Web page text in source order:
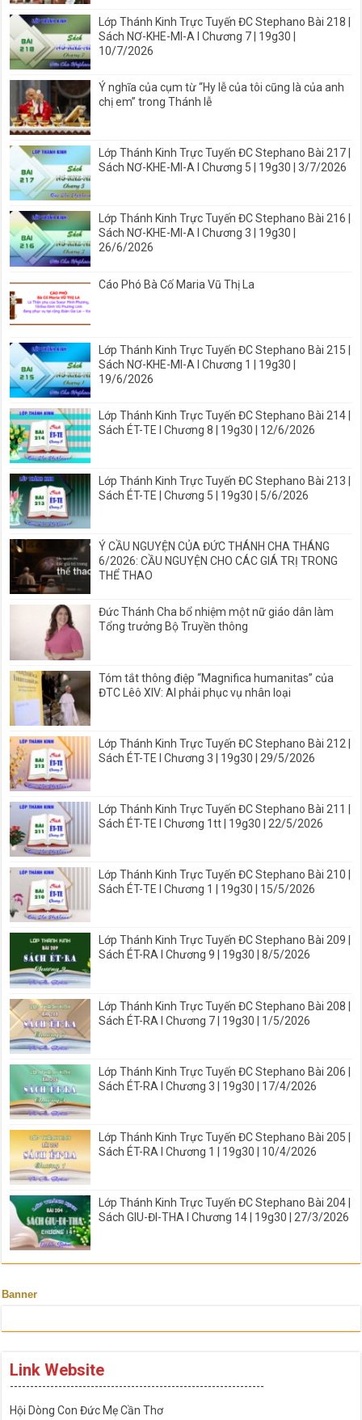
Lớp Thánh Kinh Trực Tuyến ĐC Stephano Bài 218 |
Sách NƠ-KHE-MI-A I Chương 7 | 19g30 |
10/7/2026
Ý nghĩa của cụm từ “Hy lễ của tôi cũng là của anh
chị em” trong Thánh lễ
Lớp Thánh Kinh Trực Tuyến ĐC Stephano Bài 217 |
Sách NƠ-KHE-MI-A I Chương 5 | 19g30 | 3/7/2026
Lớp Thánh Kinh Trực Tuyến ĐC Stephano Bài 216 |
Sách NƠ-KHE-MI-A I Chương 3 | 19g30 |
26/6/2026
Cáo Phó Bà Cố Maria Vũ Thị La
Lớp Thánh Kinh Trực Tuyến ĐC Stephano Bài 215 |
Sách NƠ-KHE-MI-A I Chương 1 | 19g30 |
19/6/2026
Lớp Thánh Kinh Trực Tuyến ĐC Stephano Bài 214 |
Sách ÉT-TE I Chương 8 | 19g30 | 12/6/2026
Lớp Thánh Kinh Trực Tuyến ĐC Stephano Bài 213 |
Sách ÉT-TE | Chương 5 | 19g30 | 5/6/2026
Ý CẦU NGUYỆN CỦA ĐỨC THÁNH CHA THÁNG
6/2026: CẦU NGUYỆN CHO CÁC GIÁ TRỊ TRONG
THỂ THAO
Đức Thánh Cha bổ nhiệm một nữ giáo dân làm
Tổng trưởng Bộ Truyền thông
Tóm tắt thông điệp “Magnifica humanitas” của
ĐTC Lêô XIV: AI phải phục vụ nhân loại
Lớp Thánh Kinh Trực Tuyến ĐC Stephano Bài 212 |
Sách ÉT-TE I Chương 3 | 19g30 | 29/5/2026
Lớp Thánh Kinh Trực Tuyến ĐC Stephano Bài 211 |
Sách ÉT-TE I Chương 1tt | 19g30 | 22/5/2026
Lớp Thánh Kinh Trực Tuyến ĐC Stephano Bài 210 |
Sách ÉT-TE I Chương 1 | 19g30 | 15/5/2026
Lớp Thánh Kinh Trực Tuyến ĐC Stephano Bài 209 |
Sách ÉT-RA I Chương 9 | 19g30 | 8/5/2026
Lớp Thánh Kinh Trực Tuyến ĐC Stephano Bài 208 |
Sách ÉT-RA I Chương 7 | 19g30 | 1/5/2026
Lớp Thánh Kinh Trực Tuyến ĐC Stephano Bài 206 |
Sách ÉT-RA I Chương 3 | 19g30 | 17/4/2026
Lớp Thánh Kinh Trực Tuyến ĐC Stephano Bài 205 |
Sách ÉT-RA I Chương 1 | 19g30 | 10/4/2026
Lớp Thánh Kinh Trực Tuyến ĐC Stephano Bài 204 |
Sách GIU-ĐI-THA I Chương 14 | 19g30 | 27/3/2026
Banner
Link Website
---------------------------------------------------------------
Hội Dòng Con Đức Mẹ Cần Thơ